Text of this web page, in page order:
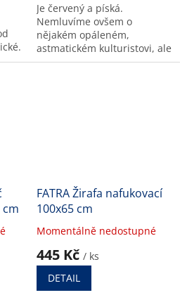
5
hvězdiček.
Je červený a píská.
Nemluvíme ovšem o
nějakém opáleném,
astmatickém kulturistovi, ale
o nafukovacím buvolovi.
FATRA Žirafa nafukovací
100x65 cm
Průměrné
produktu
5,0
Momentálně nedostupné
445 Kč / ks
DETAIL